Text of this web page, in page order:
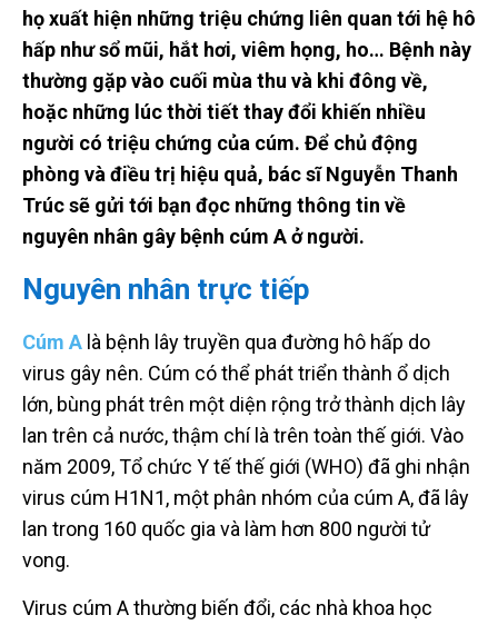
họ xuất hiện những triệu chứng liên quan tới hệ hô
hấp như sổ mũi, hắt hơi, viêm họng, ho… Bệnh này
thường gặp vào cuối mùa thu và khi đông về,
hoặc những lúc thời tiết thay đổi khiến nhiều
người có triệu chứng của cúm. Để chủ động
phòng và điều trị hiệu quả, bác sĩ Nguyễn Thanh
Trúc sẽ gửi tới bạn đọc những thông tin về
nguyên nhân gây bệnh cúm A ở người.
Nguyên nhân trực tiếp
Cúm A là bệnh lây truyền qua đường hô hấp do
virus gây nên. Cúm có thể phát triển thành ổ dịch
lớn, bùng phát trên một diện rộng trở thành dịch lây
lan trên cả nước, thậm chí là trên toàn thế giới. Vào
năm 2009, Tổ chức Y tế thế giới (WHO) đã ghi nhận
virus cúm H1N1, một phân nhóm của cúm A, đã lây
lan trong 160 quốc gia và làm hơn 800 người tử
vong.
Virus cúm A thường biến đổi, các nhà khoa học